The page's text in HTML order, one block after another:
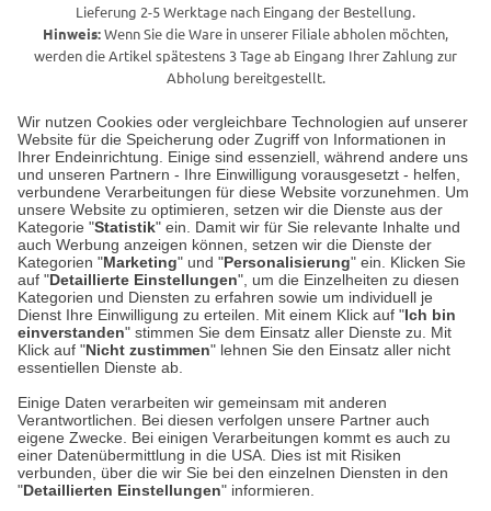
Wir nutzen Cookies oder vergleichbare Technologien auf unserer
Website für die Speicherung oder Zugriff von Informationen in
Ihrer Endeinrichtung. Einige sind essenziell, während andere uns
und unseren Partnern - Ihre Einwilligung vorausgesetzt - helfen,
verbundene Verarbeitungen für diese Website vorzunehmen. Um
unsere Website zu optimieren, setzen wir die Dienste aus der
Kategorie "Statistik" ein. Damit wir für Sie relevante Inhalte und
auch Werbung anzeigen können, setzen wir die Dienste der
Kategorien "Marketing" und "Personalisierung" ein. Klicken Sie
auf "Detaillierte Einstellungen", um die Einzelheiten zu diesen
Kategorien und Diensten zu erfahren sowie um individuell je
Dienst Ihre Einwilligung zu erteilen. Mit einem Klick auf "Ich bin
einverstanden" stimmen Sie dem Einsatz aller Dienste zu. Mit
Klick auf "Nicht zustimmen" lehnen Sie den Einsatz aller nicht
essentiellen Dienste ab.
Einige Daten verarbeiten wir gemeinsam mit anderen
Verantwortlichen. Bei diesen verfolgen unsere Partner auch
eigene Zwecke. Bei einigen Verarbeitungen kommt es auch zu
einer Datenübermittlung in die USA. Dies ist mit Risiken
verbunden, über die wir Sie bei den einzelnen Diensten in den
"Detaillierten Einstellungen" informieren.
Lieferung 2-5 Werktage nach Eingang der Bestellung.
Hinweis:Wenn Sie die Ware in unserer Filiale abholen möchten,
werden die Artikel spätestens 3 Tage ab Eingang Ihrer Zahlung zur
Abholung bereitgestellt.
Unser Geschäft in Meckenheim
Auf dem Steinbüchel 6
53340 Meckenheim
Montag bis Samstag 9:00 Uhr bis 18:00 Uhr
weitere Information
Hier finden Sie uns im Netz
Cookie-Einstellungen in Ihrem Browser